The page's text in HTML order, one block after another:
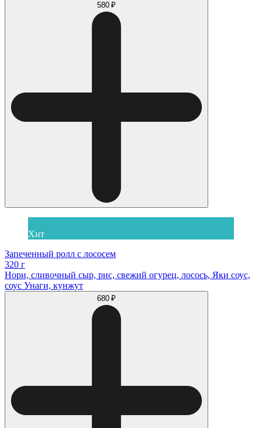
580 ₽
Хит
Запеченный ролл с лососем
320 г
Нори, сливочный сыр, рис, свежий огурец, лосось, Яки соус,
соус Унаги, кунжут
680 ₽